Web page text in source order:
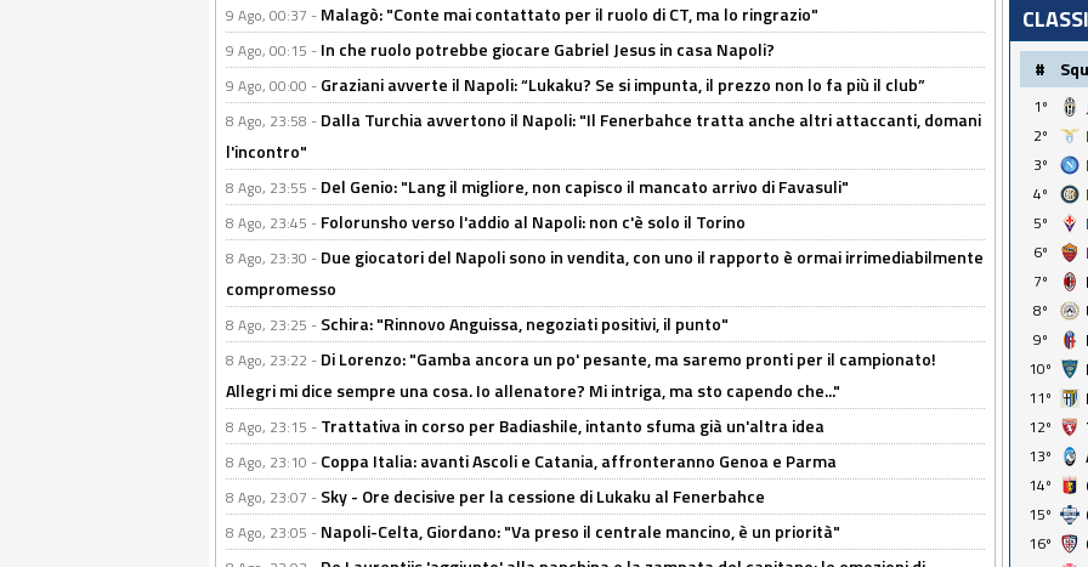
9 Ago, 00:37 - Malagò: "Conte mai contattato per il ruolo di CT, ma lo ringrazio"
9 Ago, 00:15 - In che ruolo potrebbe giocare Gabriel Jesus in casa Napoli?
9 Ago, 00:00 - Graziani avverte il Napoli: “Lukaku? Se si impunta, il prezzo non lo fa più il club”
8 Ago, 23:58 - Dalla Turchia avvertono il Napoli: "Il Fenerbahce tratta anche altri attaccanti, domani
l'incontro"
8 Ago, 23:55 - Del Genio: "Lang il migliore, non capisco il mancato arrivo di Favasuli"
8 Ago, 23:45 - Folorunsho verso l'addio al Napoli: non c'è solo il Torino
8 Ago, 23:30 - Due giocatori del Napoli sono in vendita, con uno il rapporto è ormai irrimediabilmente
compromesso
8 Ago, 23:25 - Schira: "Rinnovo Anguissa, negoziati positivi, il punto"
8 Ago, 23:22 - Di Lorenzo: "Gamba ancora un po' pesante, ma saremo pronti per il campionato!
Allegri mi dice sempre una cosa. Io allenatore? Mi intriga, ma sto capendo che..."
8 Ago, 23:15 - Trattativa in corso per Badiashile, intanto sfuma già un'altra idea
8 Ago, 23:10 - Coppa Italia: avanti Ascoli e Catania, affronteranno Genoa e Parma
8 Ago, 23:07 - Sky - Ore decisive per la cessione di Lukaku al Fenerbahce
8 Ago, 23:05 - Napoli-Celta, Giordano: "Va preso il centrale mancino, è un priorità"
#
1º
2º
3º
4º
5º
6º
7º
8º
9º
10º
11º
12º
13º
14º
15º
16º